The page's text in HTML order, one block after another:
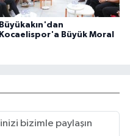
Büyükakın'dan
Kocaelispor'a Büyük Moral